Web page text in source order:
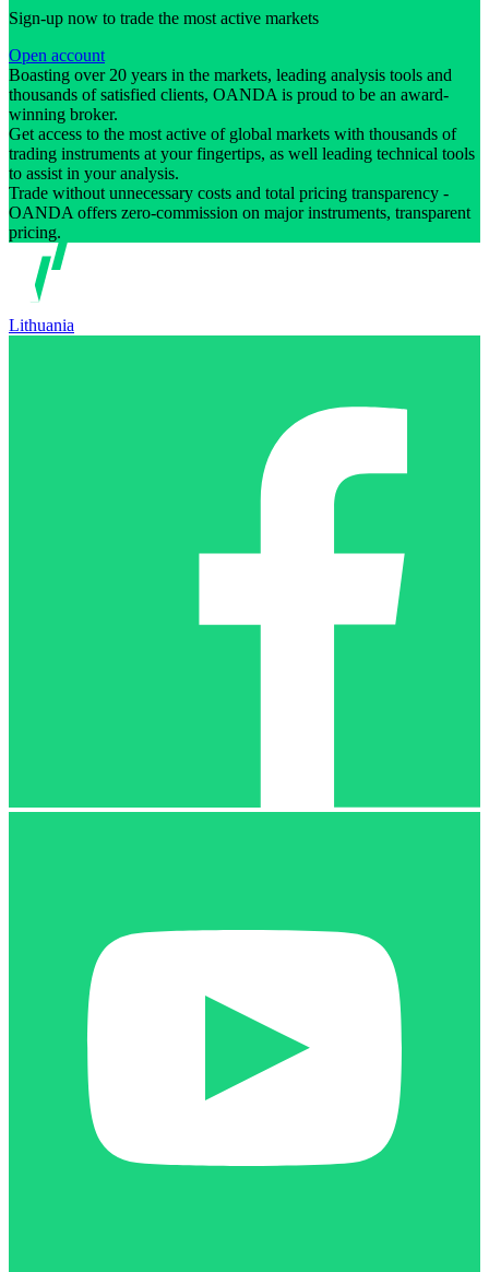
Sign-up now to trade the most active markets
Open account
Boasting over 20 years in the markets, leading analysis tools and
thousands of satisfied clients, OANDA is proud to be an award-
winning broker.
Get access to the most active of global markets with thousands of
trading instruments at your fingertips, as well leading technical tools
to assist in your analysis.
Trade without unnecessary costs and total pricing transparency -
OANDA offers zero-commission on major instruments, transparent
pricing.
Lithuania